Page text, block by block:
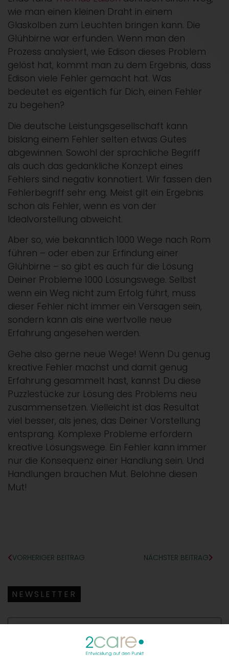
wie man einen kleinen Draht in einem
Glaskolben zum Leuchten bringen kann. Die
Glühbirne war erfunden. Wenn man den
Prozess analysiert, wie Edison dieses Problem
gelöst hat, kommt man zu dem Ergebnis, dass
Edison viele Fehler gemacht hat. Was
bedeutet es eigentlich für Dich, einen Fehler
zu begehen?
Die deutsche Leistungsgesellschaft kann
bislang einem Fehler selten etwas Gutes
abgewinnen. Sowohl der sprachliche Begriff
als auch das gedankliche Konzept eines
Fehlers sind negativ konnotiert. Wir fassen den
Fehlerbegriff sehr eng. Meist gilt ein Ergebnis
schon als Fehler, wenn es von der
Idealvorstellung abweicht.
Aber so, wie bekanntlich 1000 Wege nach Rom
führen – oder eben zur Erfindung einer
Glühbirne – so gibt es auch für die Lösung
Deiner Probleme 1000 Lösungswege. Selbst
wenn ein Weg nicht zum Erfolg führt, muss
dieser Fehler nicht immer ein Versagen sein,
sondern kann als eine wertvolle neue
Erfahrung angesehen werden.
Gehe also gerne neue Wege! Wenn Du genug
kreative Fehler machst und damit genug
Erfahrung gesammelt hast, kannst Du diese
Puzzlestücke zur Lösung des Problems neu
zusammensetzen. Vielleicht ist das Resultat
viel besser, als jenes, das Deiner Vorstellung
entsprang. Komplexe Probleme erfordern
kreative Lösungswege. Ein Fehler kann immer
nur die Konsequenz einer Handlung sein. Und
Handlungen brauchen Mut. Belohne diesen
Mut!
VORHERIGER BEITRAG NÄCHSTER BEITRAG
NEWSLETTER